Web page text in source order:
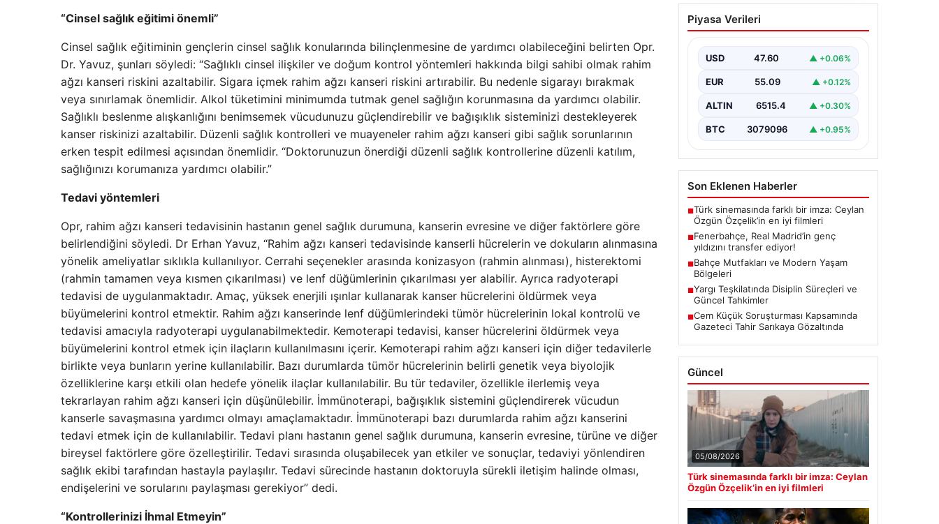
“Cinsel sağlık eğitimi önemli”
Cinsel sağlık eğitiminin gençlerin cinsel sağlık konularında bilinçlenmesine de yardımcı olabileceğini belirten Opr.
Dr. Yavuz, şunları söyledi: “Sağlıklı cinsel ilişkiler ve doğum kontrol yöntemleri hakkında bilgi sahibi olmak rahim
ağzı kanseri riskini azaltabilir. Sigara içmek rahim ağzı kanseri riskini artırabilir. Bu nedenle sigarayı bırakmak
veya sınırlamak önemlidir. Alkol tüketimini minimumda tutmak genel sağlığın korunmasına da yardımcı olabilir.
Sağlıklı beslenme alışkanlığını benimsemek vücudunuzu güçlendirebilir ve bağışıklık sisteminizi destekleyerek
kanser riskinizi azaltabilir. Düzenli sağlık kontrolleri ve muayeneler rahim ağzı kanseri gibi sağlık sorunlarının
erken tespit edilmesi açısından önemlidir. “Doktorunuzun önerdiği düzenli sağlık kontrollerine düzenli katılım,
sağlığınızı korumanıza yardımcı olabilir.”
Tedavi yöntemleri
Opr, rahim ağzı kanseri tedavisinin hastanın genel sağlık durumuna, kanserin evresine ve diğer faktörlere göre
belirlendiğini söyledi. Dr Erhan Yavuz, “Rahim ağzı kanseri tedavisinde kanserli hücrelerin ve dokuların alınmasına
yönelik ameliyatlar sıklıkla kullanılıyor. Cerrahi seçenekler arasında konizasyon (rahmin alınması), histerektomi
(rahmin tamamen veya kısmen çıkarılması) ve lenf düğümlerinin çıkarılması yer alabilir. Ayrıca radyoterapi
tedavisi de uygulanmaktadır. Amaç, yüksek enerjili ışınlar kullanarak kanser hücrelerini öldürmek veya
büyümelerini kontrol etmektir. Rahim ağzı kanserinde lenf düğümlerindeki tümör hücrelerinin lokal kontrolü ve
tedavisi amacıyla radyoterapi uygulanabilmektedir. Kemoterapi tedavisi, kanser hücrelerini öldürmek veya
büyümelerini kontrol etmek için ilaçların kullanılmasını içerir. Kemoterapi rahim ağzı kanseri için diğer tedavilerle
birlikte veya bunların yerine kullanılabilir. Bazı durumlarda tümör hücrelerinin belirli genetik veya biyolojik
özelliklerine karşı etkili olan hedefe yönelik ilaçlar kullanılabilir. Bu tür tedaviler, özellikle ilerlemiş veya
tekrarlayan rahim ağzı kanseri için düşünülebilir. İmmünoterapi, bağışıklık sistemini güçlendirerek vücudun
kanserle savaşmasına yardımcı olmayı amaçlamaktadır. İmmünoterapi bazı durumlarda rahim ağzı kanserini
tedavi etmek için de kullanılabilir. Tedavi planı hastanın genel sağlık durumuna, kanserin evresine, türüne ve diğer
bireysel faktörlere göre özelleştirilir. Tedavi sırasında oluşabilecek yan etkiler ve sonuçlar, tedaviyi yönlendiren
sağlık ekibi tarafından hastayla paylaşılır. Tedavi sürecinde hastanın doktoruyla sürekli iletişim halinde olması,
endişelerini ve sorularını paylaşması gerekiyor” dedi.
“Kontrollerinizi İhmal Etmeyin”
Fenerbahçe, Real
Madrid’in genç yıldızını
Piyasa Verileri
USD 47.60 ▲ +0.06%
EUR 55.09 ▲ +0.12%
ALTIN 6515.4 ▲ +0.30%
BTC 3079096 ▲ +0.95%
Son Eklenen Haberler
■Türk sinemasında farklı bir imza: Ceylan
Özgün Özçelik’in en iyi filmleri
■Fenerbahçe, Real Madrid’in genç
yıldızını transfer ediyor!
■Bahçe Mutfakları ve Modern Yaşam
Bölgeleri
■Yargı Teşkilatında Disiplin Süreçleri ve
Güncel Tahkimler
■Cem Küçük Soruşturması Kapsamında
Gazeteci Tahir Sarıkaya Gözaltında
Güncel
05/08/2026
Türk sinemasında farklı bir imza: Ceylan
Özgün Özçelik’in en iyi filmleri